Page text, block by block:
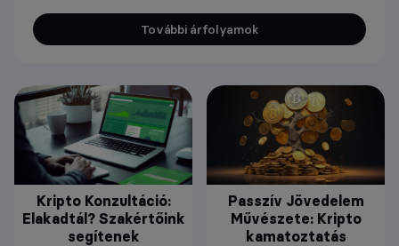
További árfolyamok
Kripto Konzultáció:
Elakadtál? Szakértőink
segítenek
Passzív Jövedelem
Művészete: Kripto
kamatoztatás